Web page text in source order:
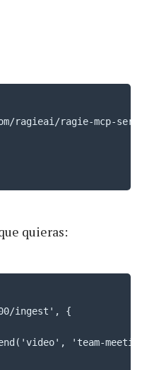
ragieai/ragie-mcp-
quieras:
ingest', {
'team-